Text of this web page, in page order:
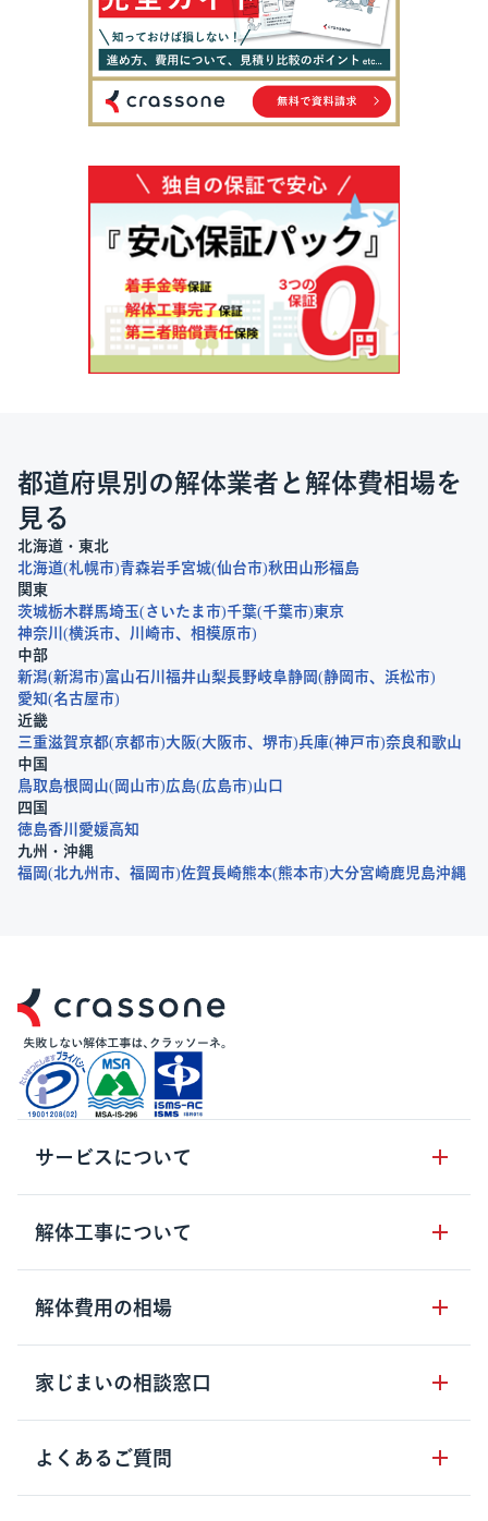
都道府県別の解体業者と解体費相場を
見る
北海道・東北
北海道 札幌市 青森岩手宮城 仙台市 秋田 山形福島
関東
茨城栃木群馬埼玉 さいたま市 千葉 千葉市 東京
神奈川
横浜市 川崎市
相模原市
中部
新潟 新潟市 富山石川 福井山梨長野岐阜静岡 静岡市
浜松市
愛知 名古屋市
近畿
三重滋賀京都 京都市 大阪 大阪市 堺市 兵庫 神戸市 奈良和歌山
中国
鳥取島根 岡山 岡山市 広島 広島市 山口
四国
徳島香川 愛媛高知
九州・沖縄
福岡
北九州市 福岡市 佐賀長崎熊本 熊本市 大分宮崎鹿児島沖縄
サービスについて
サービスの流れ
サービスのメリット
クラッソーネの自治体連携
解体工事について
解体工事の基礎知識
解体工事に関わる法律
用語集
解体費用の相場
木造住宅の相場
鉄骨造住宅の相場
RC造住宅の相場
家じまいの相談窓口
家じまいの相談窓口
よくあるご質問